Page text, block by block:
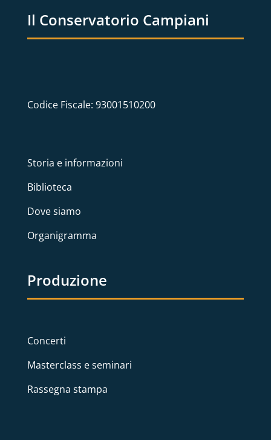
Il Conservatorio Campiani
Codice Fiscale: 93001510200
Storia e informazioni
Biblioteca
Dove siamo
Organigramma
Produzione
Concerti
Masterclass e seminari
Rassegna stampa